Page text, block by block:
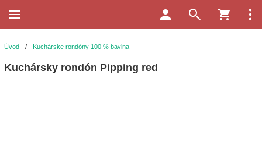
Úvod / Kuchárske rondóny 100 % bavlna
Kuchársky rondón Pipping red